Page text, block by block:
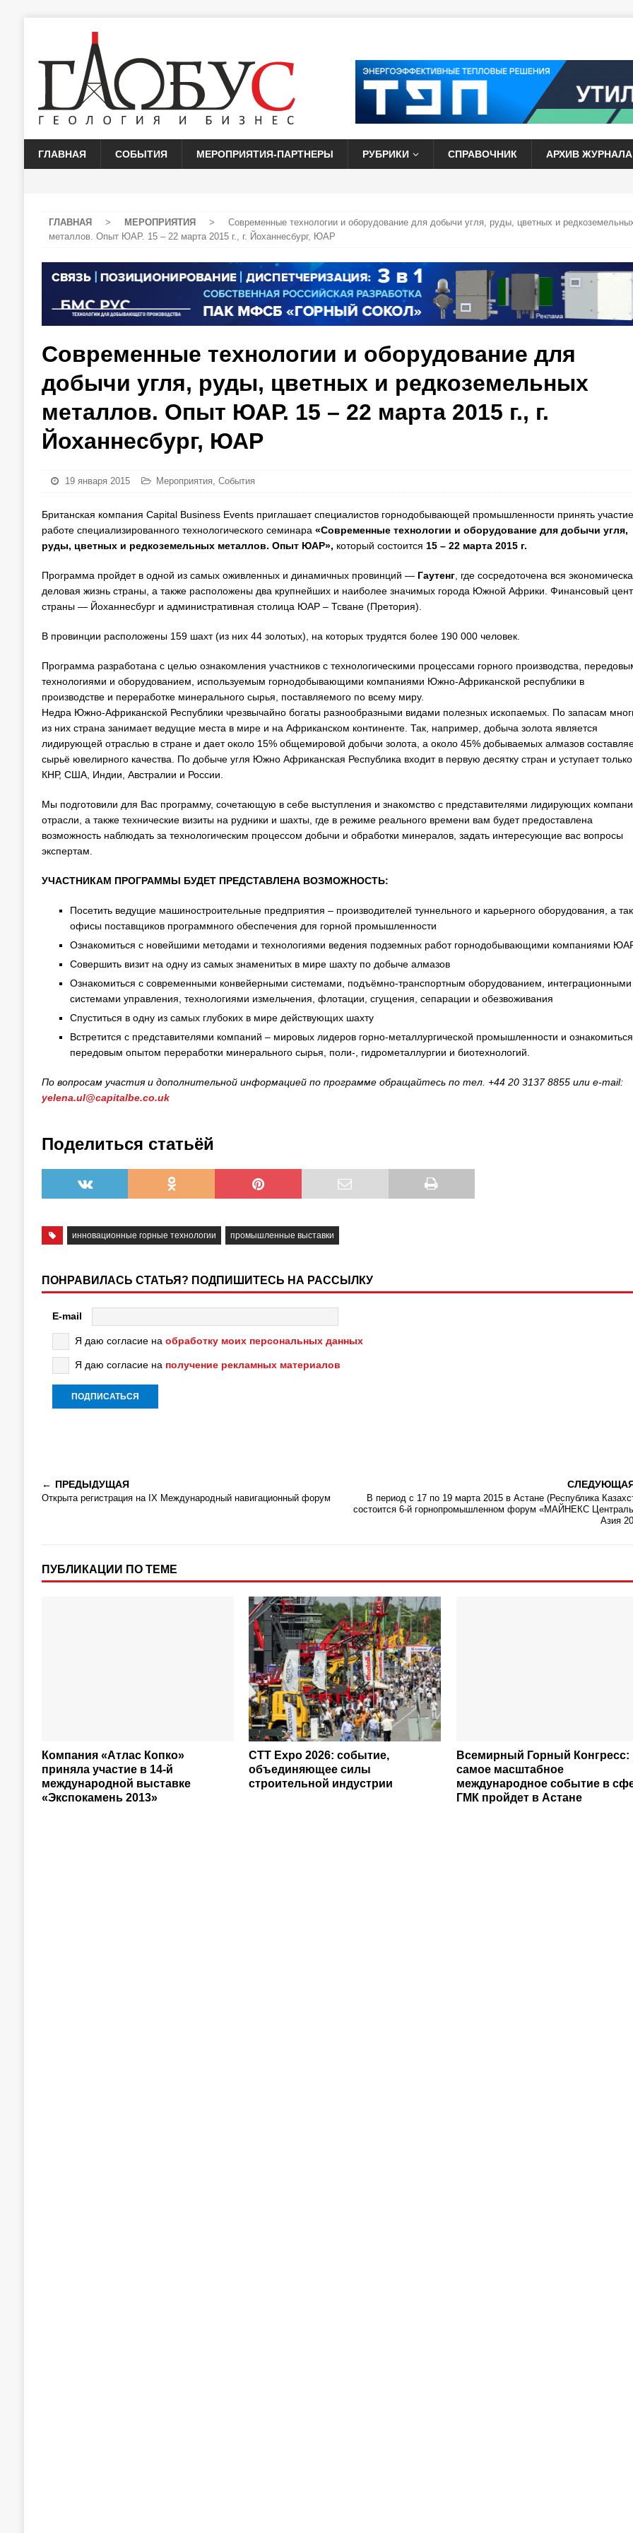
ГЛАВНАЯ СОБЫТИЯ МЕРОПРИЯТИЯ-ПАРТНЕРЫ РУБРИКИ СПРАВОЧНИК АРХИВ ЖУРНАЛА
ГЛАВНАЯ > МЕРОПРИЯТИЯ >
Современные технологии и оборудование для добычи угля, руды, цветных и
металлов. Опыт ЮАР. 15 – 22 марта 2015 г., г. Йоханнесбург, ЮАР
Современные технологии и оборудование для
добычи угля, руды, цветных и редкоземельных
металлов. Опыт ЮАР. 15 – 22 марта 2015 г., г.
Йоханнесбург, ЮАР
19 января 2015 Мероприятия, События
Британская компания Capital Business Events приглашает специалистов горнодобывающей промышленности принять
работе специализированного технологического семинара «Современные технологии и оборудование для добычи угля,
руды, цветных и редкоземельных металлов. Опыт ЮАР», который состоится 15 – 22 марта 2015 г.
Программа пройдет в одной из самых оживленных и динамичных провинций — Гаутенг, где сосредоточена вся
деловая жизнь страны, а также расположены два крупнейших и наиболее значимых города Южной Африки. Финансовый
страны — Йоханнесбург и административная столица ЮАР – Тсване (Претория).
В провинции расположены 159 шахт (из них 44 золотых), на которых трудятся более 190 000 человек.
Программа разработана с целью ознакомления участников с технологическими процессами горного производства,
технологиями и оборудованием, используемым горнодобывающими компаниями Южно-Африканской республики в
производстве и переработке минерального сырья, поставляемого по всему миру.
Недра Южно-Африканской Республики чрезвычайно богаты разнообразными видами полезных ископаемых. По запасам
из них страна занимает ведущие места в мире и на Африканском континенте. Так, например, добыча золота является
лидирующей отраслью в стране и дает около 15% общемировой добычи золота, а около 45% добываемых алмазов
сырьё ювелирного качества. По добыче угля Южно Африканская Республика входит в первую десятку стран и уступает только
КНР, США, Индии, Австралии и России.
Мы подготовили для Вас программу, сочетающую в себе выступления и знакомство с представителями лидирующих
отрасли, а также технические визиты на рудники и шахты, где в режиме реального времени вам будет предоставлена
возможность наблюдать за технологическим процессом добычи и обработки минералов, задать интересующие вас вопросы
экспертам.
УЧАСТНИКАМ ПРОГРАММЫ БУДЕТ ПРЕДСТАВЛЕНА ВОЗМОЖНОСТЬ:
Посетить ведущие машиностроительные предприятия – производителей туннельного и карьерного оборудования, а
офисы поставщиков программного обеспечения для горной промышленности
Ознакомиться с новейшими методами и технологиями ведения подземных работ горнодобывающими компаниями
Совершить визит на одну из самых знаменитых в мире шахту по добыче алмазов
Ознакомиться с современными конвейерными системами, подъёмно-транспортным оборудованием, интеграционными
системами управления, технологиями измельчения, флотации, сгущения, сепарации и обезвоживания
Спуститься в одну из самых глубоких в мире действующих шахту
Встретится с представителями компаний – мировых лидеров горно-металлургической промышленности и
передовым опытом переработки минерального сырья, поли-, гидрометаллургии и биотехнологий.
По вопросам участия и дополнительной информацией по программе обращайтесь по тел. +44 20 3137 8855 или e-mail:
yelena.ul@capitalbe.co.uk
Поделиться статьёй
инновационные горные технологии промышленные выставки
ПОНРАВИЛАСЬ СТАТЬЯ? ПОДПИШИТЕСЬ НА РАССЫЛКУ
E-mail
Я даю согласие на обработку моих персональных данных
Я даю согласие на получение рекламных материалов
ПРЕДЫДУЩАЯ
Открыта регистрация на IX Международный навигационный форум
В период с 17 по 19 марта 2015 в Астане (Республика
состоится 6-й горнопромышленном форум «МАЙНЕКС
Азия
ПУБЛИКАЦИИ ПО ТЕМЕ
Компания «Атлас Копко»
приняла участие в 14-й
международной выставке
«Экспокамень 2013»
CTT Expo 2026: событие,
объединяющее силы
строительной индустрии
Всемирный Горный Конгресс:
самое масштабное
международное событие в
ГМК пройдет в Астане